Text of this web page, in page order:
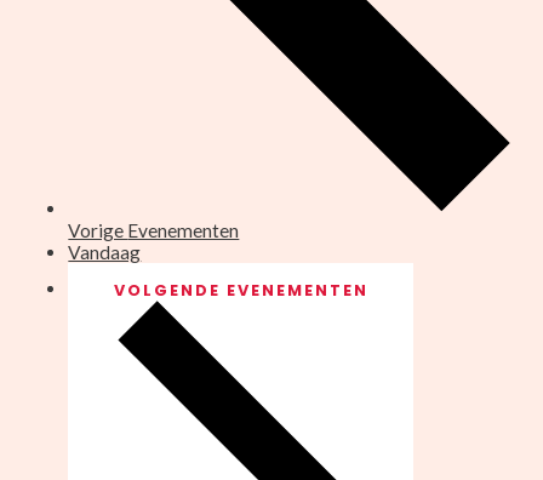
Vorige Evenementen
Vandaag
VOLGENDE EVENEMENTEN